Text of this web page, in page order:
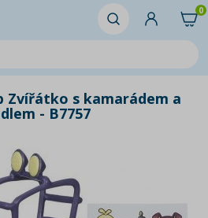
0
Zvířátko s kamarádem a
- B7757